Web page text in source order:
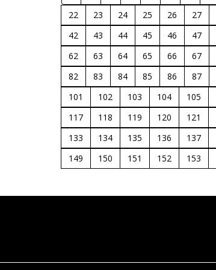
22
23 24 25 26 27
42
43 44 45 46 47
62
63 64 65 66 67
82
83 84 85 86 87
101
102 103 104 105
117
118 119 120 121
133
134 135 136 137
149
150 151 152 153